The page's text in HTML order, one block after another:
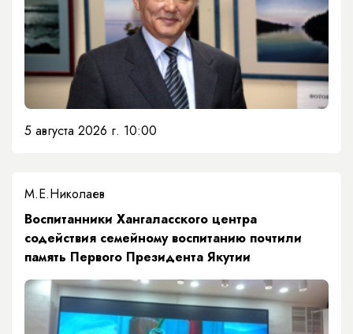
5 августа 2026 г. 10:00
М.Е.Николаев
​Воспитанники Хангаласского центра
содействия семейному воспитанию почтили
память Первого Президента Якутии